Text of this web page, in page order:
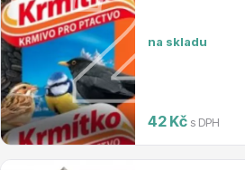
Magnólie
na skladu
42 Kč s DPH